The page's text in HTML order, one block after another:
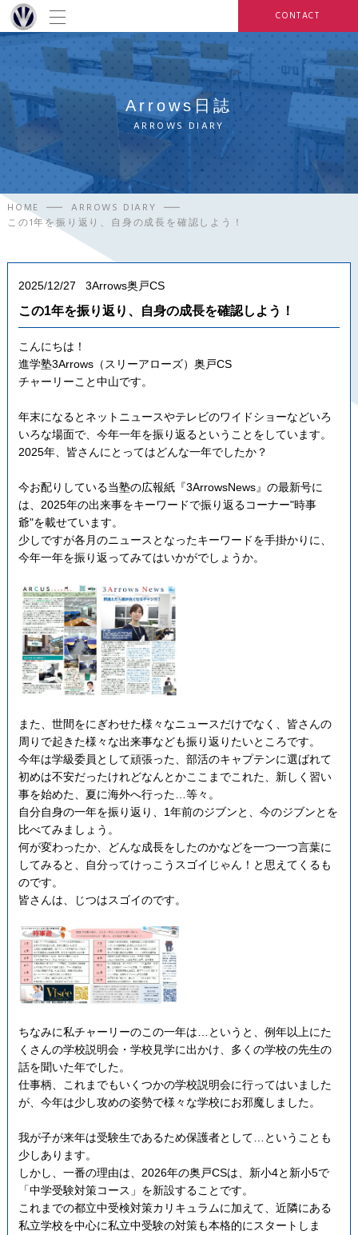
CONTACT
Arrows日誌
ARROWS DIARY
HOME
ARROWS DIARY
この1年を振り返り、自身の成長を確認しよう！
2025/12/27 3Arrows奥戸CS
この1年を振り返り、自身の成長を確認しよう！
こんにちは！
進学塾3Arrows（スリーアローズ）奥戸CS
チャーリーこと中山です。
年末になるとネットニュースやテレビのワイドショーなどいろ
いろな場面で、今年一年を振り返るということをしています。
2025年、皆さんにとってはどんな一年でしたか？
今お配りしている当塾の広報紙『3ArrowsNews』の最新号に
は、2025年の出来事をキーワードで振り返るコーナー"時事
爺"を載せています。
少しですが各月のニュースとなったキーワードを手掛かりに、
今年一年を振り返ってみてはいかがでしょうか。
また、世間をにぎわせた様々なニュースだけでなく、皆さんの
周りで起きた様々な出来事なども振り返りたいところです。
今年は学級委員として頑張った、部活のキャプテンに選ばれて
初めは不安だったけれどなんとかここまでこれた、新しく習い
事を始めた、夏に海外へ行った…等々。
自分自身の一年を振り返り、1年前のジブンと、今のジブンとを
比べてみましょう。
何が変わったか、どんな成長をしたのかなどを一つ一つ言葉に
してみると、自分ってけっこうスゴイじゃん！と思えてくるも
のです。
皆さんは、じつはスゴイのです。
ちなみに私チャーリーのこの一年は…というと、例年以上にた
くさんの学校説明会・学校見学に出かけ、多くの学校の先生の
話を聞いた年でした。
仕事柄、これまでもいくつかの学校説明会に行ってはいました
が、今年は少し攻めの姿勢で様々な学校にお邪魔しました。
我が子が来年は受験生であるため保護者として…ということも
少しあります。
しかし、一番の理由は、2026年の奥戸CSは、新小4と新小5で
「中学受験対策コース」を新設することです。
これまでの都立中受検対策カリキュラムに加えて、近隣にある
私立学校を中心に私立中受験の対策も本格的にスタートしま